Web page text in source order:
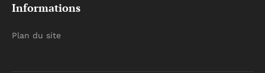
Informations
Plan du site